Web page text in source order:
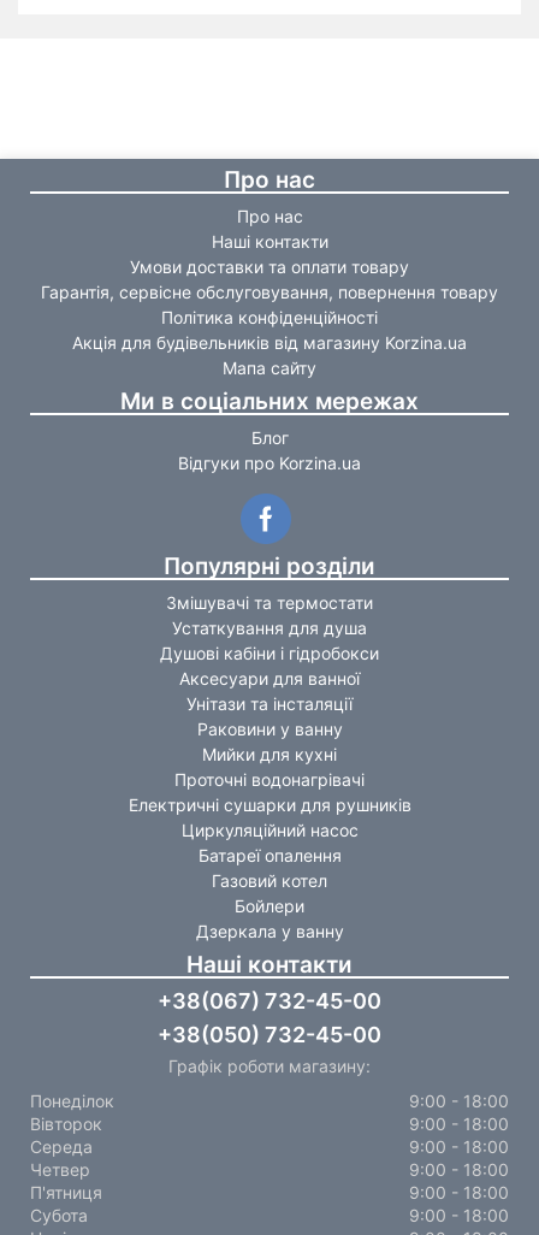
Про нас
Про нас
Наші контакти
Умови доставки та оплати товару
Гарантія, сервісне обслуговування, повернення товару
Політика конфіденційності
Акція для будівельників від магазину Korzina.ua
Мапа сайту
Ми в соціальних мережах
Блог
Відгуки про Korzina.ua
Популярні розділи
Змішувачі та термостати
Устаткування для душа
Душові кабіни і гідробокси
Аксесуари для ванної
Унітази та інсталяції
Раковини у ванну
Мийки для кухні
Проточні водонагрівачі
Електричні сушарки для рушників
Циркуляційний насос
Батареї опалення
Газовий котел
Бойлери
Дзеркала у ванну
Наші контакти
+38(067) 732-45-00
+38(050) 732-45-00
Графік роботи магазину:
Понеділок
9:00 - 18:00
Вівторок
9:00 - 18:00
Середа
9:00 - 18:00
Четвер
9:00 - 18:00
П'ятниця
9:00 - 18:00
Субота
9:00 - 18:00